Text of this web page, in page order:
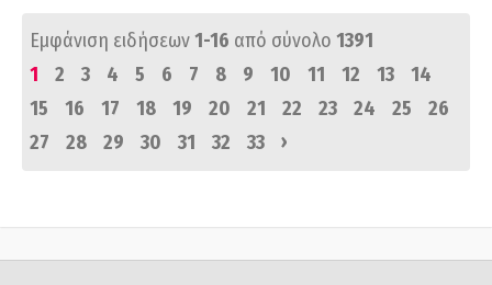
Εμφάνιση ειδήσεων1-16 από σύνολο 1391
1
2 3 4 5 6 7 8 9 10 11 12 13
14
15
16 17 18 19 20 21 22 23 24 25
26
27
28 29 30 31 32 33 ›